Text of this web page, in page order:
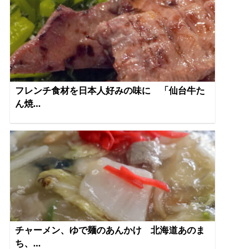
フレンチ食材を日本人好みの味に 「仙台牛た
ん焼...
チャーメン、ゆで麺のあんかけ 北海道あのま
ち、...